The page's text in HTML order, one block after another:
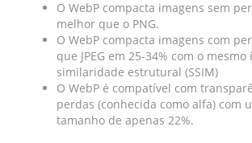
O WebP compacta imagens sem
melhor que o PNG.
O WebP compacta imagens com
que JPEG em 25-34% com o
similaridade estrutural (SSIM)
O WebP é compatível com
perdas (conhecida como alfa) com
tamanho de apenas 22%.